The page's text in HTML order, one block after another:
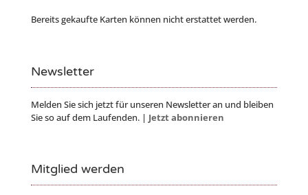
Bereits gekaufte Karten können nicht erstattet werden.
Newsletter
Melden Sie sich jetzt für unseren Newsletter an und bleiben
Sie so auf dem Laufenden. | Jetzt abonnieren
Mitglied werden